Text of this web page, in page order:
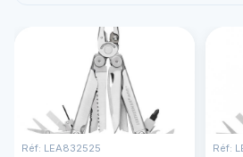
Réf: LEA832525 Réf: